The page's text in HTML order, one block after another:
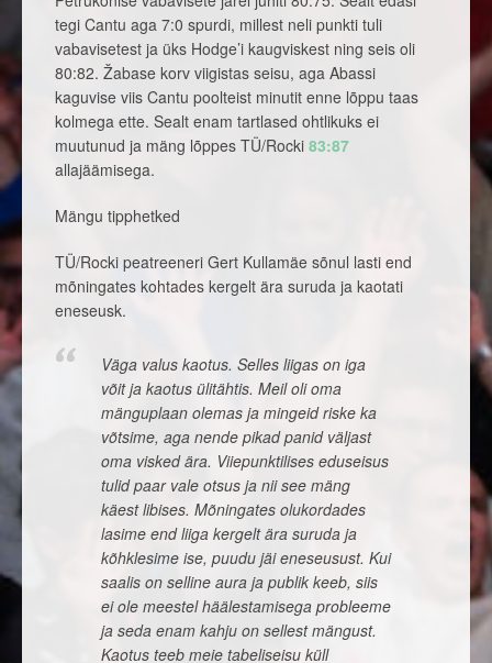
tegi Cantu aga 7:0 spurdi, millest neli punkti tuli
vabavisetest ja üks Hodge’i kaugviskest ning seis oli
80:82. Žabase korv viigistas seisu, aga Abassi
kaguvise viis Cantu poolteist minutit enne lõppu taas
kolmega ette. Sealt enam tartlased ohtlikuks ei
muutunud ja mäng lõppes TÜ/Rocki 83:87
allajäämisega.
Mängu tipphetked
TÜ/Rocki peatreeneri Gert Kullamäe sõnul lasti end
mõningates kohtades kergelt ära suruda ja kaotati
eneseusk.
Väga valus kaotus. Selles liigas on iga
võit ja kaotus ülitähtis. Meil oli oma
mänguplaan olemas ja mingeid riske ka
võtsime, aga nende pikad panid väljast
oma visked ära. Viiepunktilises eduseisus
tulid paar vale otsus ja nii see mäng
käest libises. Mõningates olukordades
lasime end liiga kergelt ära suruda ja
kõhklesime ise, puudu jäi eneseusust. Kui
saalis on selline aura ja publik keeb, siis
ei ole meestel häälestamisega probleeme
ja seda enam kahju on sellest mängust.
Kaotus teeb meie tabeliseisu küll